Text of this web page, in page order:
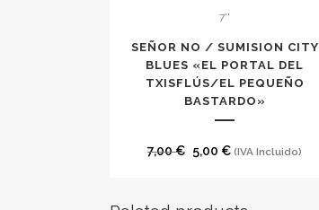
7''
SEÑOR NO / SUMISION CITY
BLUES «EL PORTAL DEL
TXISFLÚS/EL PEQUEÑO
BASTARDO»
7,00€ El
5,00 €El(IVA Incluido)